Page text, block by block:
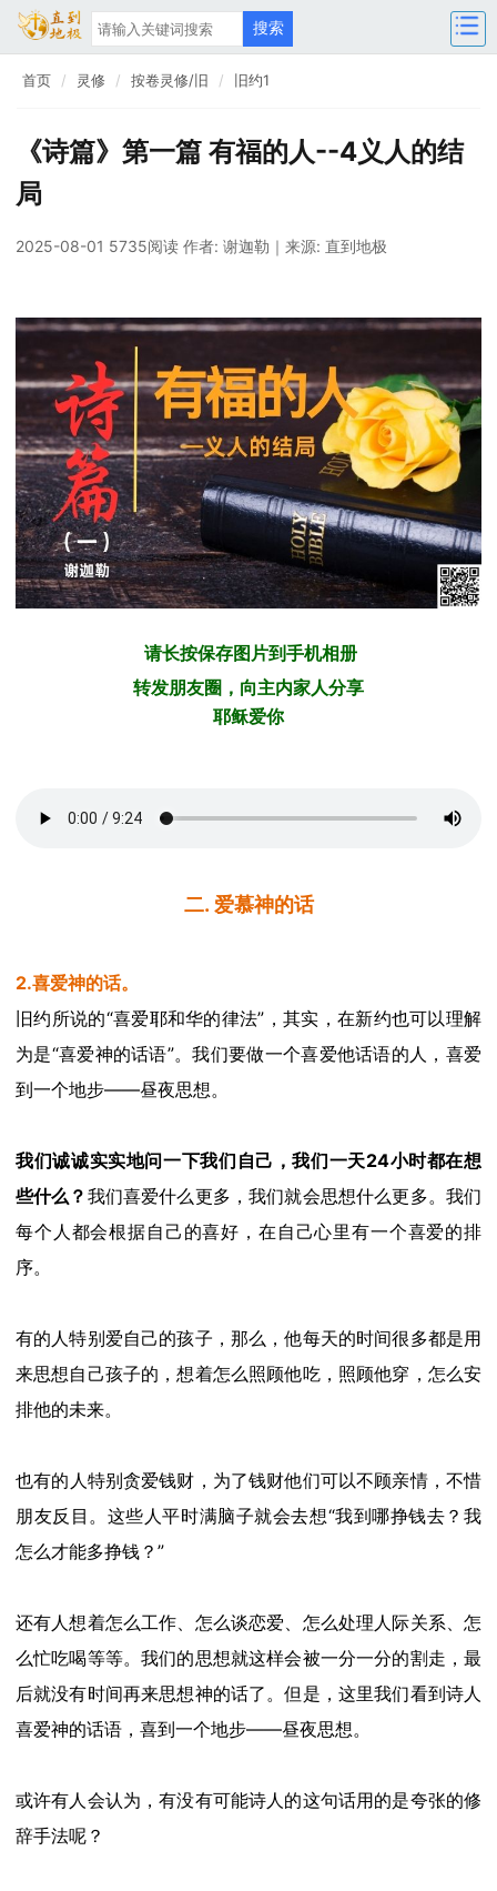
首页 灵修 按卷灵修/旧 旧约1
《诗篇》第一篇 有福的人--4义人的结
局
2025-08-01 5735阅读 作者: 谢迦勒 ｜来源: 直到地极
请长按保存图片到手机相册
转发朋友圈，向主内家人分享
耶稣爱你
二. 爱慕神的话
2.喜爱神的话。
旧约所说的“喜爱耶和华的律法”，其实，在新约也可以理解
为是“喜爱神的话语”。我们要做一个喜爱他话语的人，喜爱
到一个地步——昼夜思想。
我们诚诚实实地问一下我们 自己，我们一天24小时都在想
些什么？ 我们喜爱什么更多，我们就会思想什么更多。 我们
每个人都会根据自己 的喜好 ，在自己心里有一个喜爱的排
序。
有的人特别爱自己的孩子， 那么，他每天的时间很多都是用
来思想自己孩子的，想着怎么照顾他吃，照顾他穿， 怎么安
排他的未来。
也有的 人特别贪爱钱财 ， 为了钱财他们可以不顾亲情， 不惜
朋友反目 。这些人平时满脑子就会去想“我到哪挣钱去？我
怎么才能多挣钱？”
还有人想着怎么工作、怎么谈恋爱、怎么处理人际关系、怎
么忙吃喝等等。我们的思想就这样会被一分一分的割走，最
后就没有时间再来思想神的话了。但是， 这里我们看到诗人
喜爱神的话语，喜到一个地步——昼夜思想。
或许有人会认为 ，有没有可能诗人的这句话用的是夸张的修
辞手法呢 ？